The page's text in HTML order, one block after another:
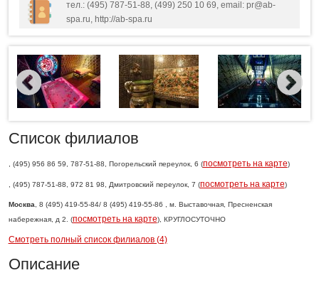
тел.: (495) 787-51-88, (499) 250 10 69, email: pr@ab-
spa.ru, http://ab-spa.ru
Список филиалов
, (495) 956 86 59, 787-51-88, Погорельский переулок, 6 (посмотреть на карте)
, (495) 787-51-88, 972 81 98, Дмитровский переулок, 7 (посмотреть на карте)
Москва , 8 (495) 419-55-84/ 8 (495) 419-55-86 , м. Выставочная, Пресненская
набережная, д 2. (посмотреть на карте), КРУГЛОСУТОЧНО
Смотреть полный список филиалов (4)
Описание